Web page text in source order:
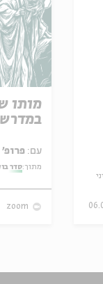
מותו
עם: פרופ' אביגדור שנאן
מתוך:סדר
zoom